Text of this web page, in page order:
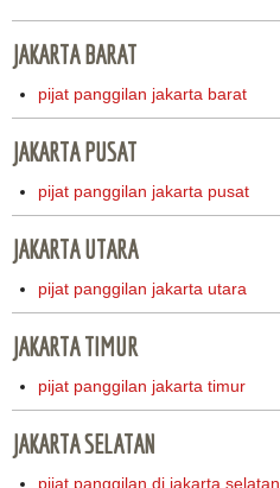
JAKARTA BARAT
pijat panggilan jakarta barat
JAKARTA PUSAT
pijat panggilan jakarta pusat
JAKARTA UTARA
pijat panggilan jakarta utara
JAKARTA TIMUR
pijat panggilan jakarta timur
JAKARTA SELATAN
pijat panggilan di jakarta selatan